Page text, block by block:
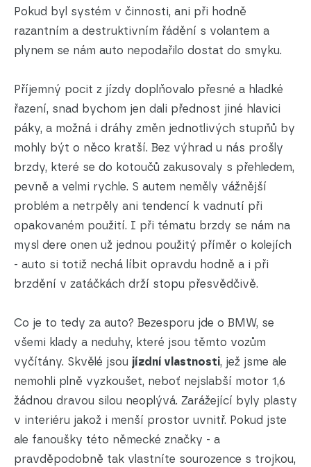
Pokud byl systém v činnosti, ani při hodně
razantním a destruktivním řádění s volantem a
plynem se nám auto nepodařilo dostat do smyku.
Příjemný pocit z jízdy doplňovalo přesné a hladké
řazení, snad bychom jen dali přednost jiné hlavici
páky, a možná i dráhy změn jednotlivých stupňů by
mohly být o něco kratší. Bez výhrad u nás prošly
brzdy, které se do kotoučů zakusovaly s přehledem,
pevně a velmi rychle. S autem neměly vážnější
problém a netrpěly ani tendencí k vadnutí při
opakovaném použití. I při tématu brzdy se nám na
mysl dere onen už jednou použitý příměr o kolejích
- auto si totiž nechá líbit opravdu hodně a i při
brzdění v zatáčkách drží stopu přesvědčivě.
Co je to tedy za auto? Bezesporu jde o BMW, se
všemi klady a neduhy, které jsou těmto vozům
vyčítány. Skvělé jsou jízdní vlastnosti, jež jsme ale
nemohli plně vyzkoušet, neboť nejslabší motor 1,6
žádnou dravou silou neoplývá. Zarážející byly plasty
v interiéru jakož i menší prostor uvnitř. Pokud jste
ale fanoušky této německé značky - a
pravděpodobně tak vlastníte sourozence s trojkou,